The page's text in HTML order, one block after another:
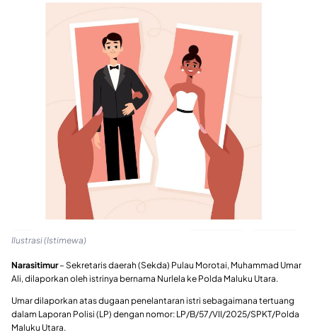
Ilustrasi (Istimewa)
Narasitimur– Sekretaris daerah (Sekda) Pulau Morotai, Muhammad Umar
Ali, dilaporkan oleh istrinya bernama Nurlela ke Polda Maluku Utara.
Umar dilaporkan atas dugaan penelantaran istri sebagaimana tertuang
dalam Laporan Polisi (LP) dengan nomor: LP/B/57/VII/2025/SPKT/Polda
Maluku Utara.